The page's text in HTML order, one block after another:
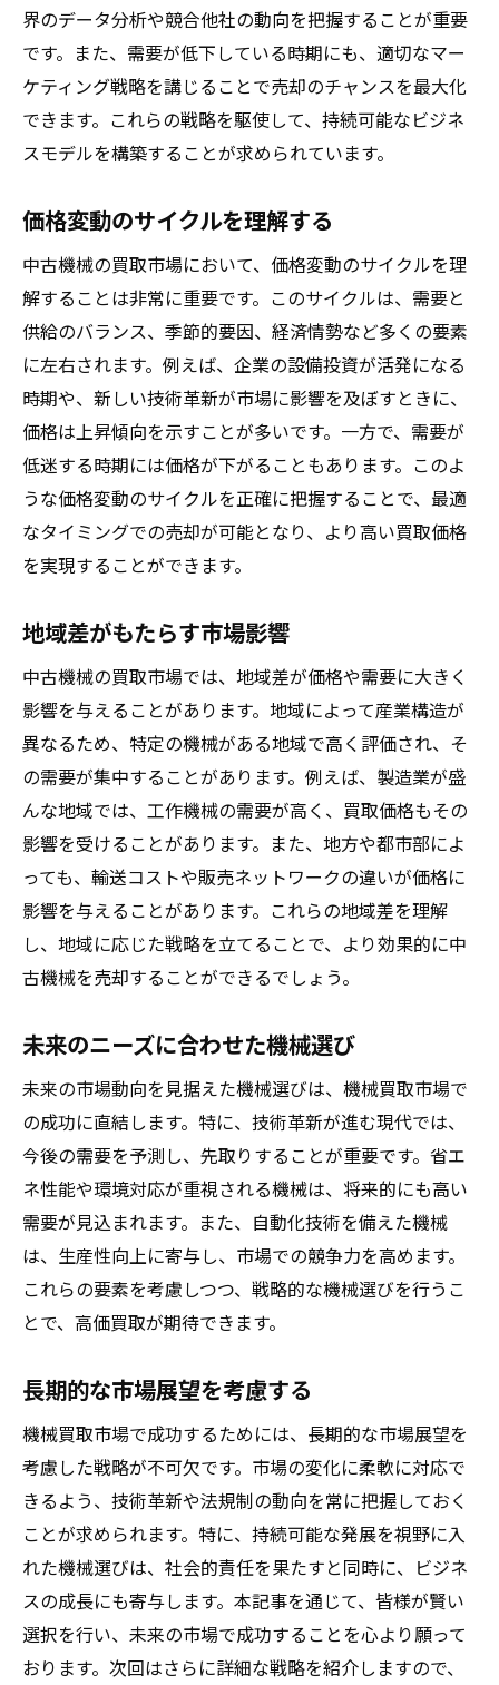
界のデータ分析や競合他社の動向を把握することが重要
です。また、需要が低下している時期にも、適切なマー
ケティング戦略を講じることで売却のチャンスを最大化
できます。これらの戦略を駆使して、持続可能なビジネ
スモデルを構築することが求められています。
価格変動のサイクルを理解する
中古機械の買取市場において、価格変動のサイクルを理
解することは非常に重要です。このサイクルは、需要と
供給のバランス、季節的要因、経済情勢など多くの要素
に左右されます。例えば、企業の設備投資が活発になる
時期や、新しい技術革新が市場に影響を及ぼすときに、
価格は上昇傾向を示すことが多いです。一方で、需要が
低迷する時期には価格が下がることもあります。このよ
うな価格変動のサイクルを正確に把握することで、最適
なタイミングでの売却が可能となり、より高い買取価格
を実現することができます。
地域差がもたらす市場影響
中古機械の買取市場では、地域差が価格や需要に大きく
影響を与えることがあります。地域によって産業構造が
異なるため、特定の機械がある地域で高く評価され、そ
の需要が集中することがあります。例えば、製造業が盛
んな地域では、工作機械の需要が高く、買取価格もその
影響を受けることがあります。また、地方や都市部によ
っても、輸送コストや販売ネットワークの違いが価格に
影響を与えることがあります。これらの地域差を理解
し、地域に応じた戦略を立てることで、より効果的に中
古機械を売却することができるでしょう。
未来のニーズに合わせた機械選び
未来の市場動向を見据えた機械選びは、機械買取市場で
の成功に直結します。特に、技術革新が進む現代では、
今後の需要を予測し、先取りすることが重要です。省エ
ネ性能や環境対応が重視される機械は、将来的にも高い
需要が見込まれます。また、自動化技術を備えた機械
は、生産性向上に寄与し、市場での競争力を高めます。
これらの要素を考慮しつつ、戦略的な機械選びを行うこ
とで、高価買取が期待できます。
長期的な市場展望を考慮する
機械買取市場で成功するためには、長期的な市場展望を
考慮した戦略が不可欠です。市場の変化に柔軟に対応で
きるよう、技術革新や法規制の動向を常に把握しておく
ことが求められます。特に、持続可能な発展を視野に入
れた機械選びは、社会的責任を果たすと同時に、ビジネ
スの成長にも寄与します。本記事を通じて、皆様が賢い
選択を行い、未来の市場で成功することを心より願って
おります。次回はさらに詳細な戦略を紹介しますので、